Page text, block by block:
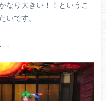
なり大きい！！というこ
いです。
、